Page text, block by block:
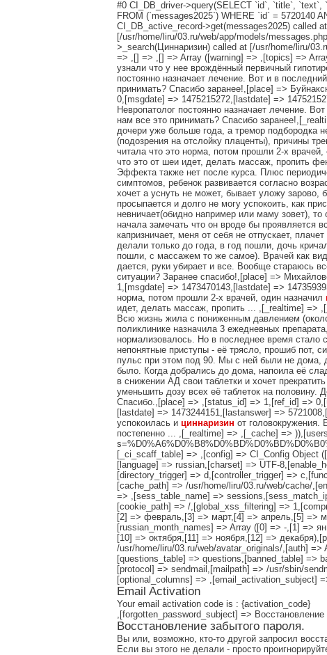
#0 CI_DB_driver->query(SELECT `id`, `title`,
FROM (`messages2025`) WHERE `id` = 5720140
CI_DB_active_record->get(messages2025) called
[/usr/home/liru/03.ru/web/app/models/
>_search(Циннаризин) called at [/usr/home/liru/
=> ,[] => ,[] => Array ([warning] => ,[topics] =>
узнали что у нее врождённый первичный
постоянно назначает лечение. Вот и в
принимать? Спасибо заранее!,[place] =>
0,[msgdate] => 1475215272,[lastdate] =>
Невропатолог постоянно назначает лечение.
нам все это принимать? Спасибо
дочери уже больше года, а тремор подбородка
(подозрения на отслойку плаценты), причины
читала что это норма, потом прошли 2-х врачей,
что это от шеи идет, делать массаж, пропить
Эффекта также нет после курса. Плюс
симптомов, ребенок развивается согласно
хочет а уснуть не может, бывает уложу зарово,
просыпается и долго не могу успокоить, как
невничает(обидно например или маму зовет),
начала замечать что он вроде бы проявляется
капризничает, меня от себя не отпускает,
делали только до года, в год пошли, дочь
пошли, с массажем то же самое). Врачей как
дается, руки убирает и все. Вообще стараюсь
ситуации? Заранее спасибо!,[place] =>
1,[msgdate] => 1473470143,[lastdate] =>
норма, потом прошли 2-х врачей, один назначил
идет, делать массаж, пропить ... ,[_realtime] =>
Всю жизнь жила с пониженным давлением
поликлинике назначила 3 ежедневных
нормализовалось. Но в последнее время стало
непонятные приступы - её трясло, прошиб пот,
пульс при этом под 90. Мы с ней были не дома,
было. Когда добрались до дома, напоила её
в снижении АД свои таблетки и хочет
уменьшить дозу всех её таблеток на
Спасибо.,[place] => ,[status_id] => 1,[ref_id] =>
[lastdate] => 1473244151,[lastanswer] =>
успокоилась и циннаризин от
постепенно ... ,[_realtime] => ,[_cache] =>
[_ci_scaff_table] => ,[config] => CI_Config Object
[language] => russian,[charset] => UTF-
[directory_trigger] => d,[controller_trigger] =>
[cache_path] => /usr/home/liru/03.ru/web/cache/
=> ,[sess_table_name] =>
[cookie_path] => /,[global_xss_filtering] =>
[2] => февраль,[3] => март,[4] => апрель,[5] =>
[russian_month_names] => Array ([0] => -,[1] =>
[10] => октября,[11] => ноября,[12] =>
/usr/home/liru/03.ru/web/avatar_originals/,[auth]
[questions_table] => questions,[banned_table] =>
[protocol] => sendmail,[mailpath] => /usr/sbin/
[optional_columns] => ,[email_activation_subject]
Email Activation
Your email activation code is : {activation_code}
,[forgotten_password_subject] =>
Восстановление забытого пароля.
Вы или, возможно, кто-то другой запросил
Если вы этого не делали - просто